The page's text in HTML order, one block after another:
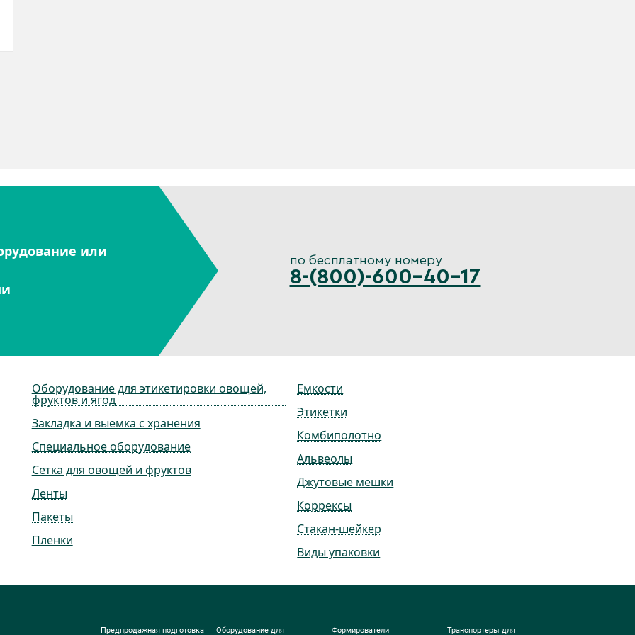
или
по бесплатному номеру
8-(800)-600-40-17
Оборудование для этикетировки овощей,
фруктов и ягод
Закладка и выемка с хранения
Специальное оборудование
Сетка для овощей и фруктов
Ленты
Пакеты
Пленки
Емкости
Этикетки
Комбиполотно
Альвеолы
Джутовые мешки
Коррексы
Стакан-шейкер
Виды упаковки
Предпродажная подготовка Оборудование для Формирователи Транспортеры для